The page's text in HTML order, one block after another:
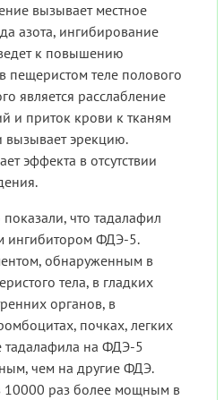
вызывает местное
азота, ингибирование
к повышению
теле полового
является расслабление
и приток крови к тканям
вызывает эрекцию.
эффекта в отсутствии
что тадалафил
ингибитором ФДЭ-5.
обнаруженным в
тела, в гладких
органов, в
почках, легких
тадалафила на ФДЭ-5
чем на другие ФДЭ.
10000 раз более мощным в